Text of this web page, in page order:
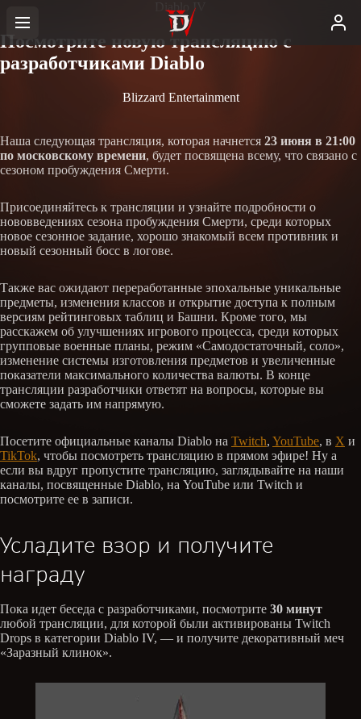
Diablo IV
Посмотрите новую трансляцию с
разработчиками Diablo
Blizzard Entertainment
Наша следующая трансляция, которая начнется 23 июня в 21:00
по московскому времени, будет посвящена всему, что связано с
сезоном пробуждения Смерти.
Присоединяйтесь к трансляции и узнайте подробности о
нововведениях сезона пробуждения Смерти, среди которых
новое сезонное задание, хорошо знакомый всем противник и
новый сезонный босс в логове.
Также вас ожидают переработанные эпохальные уникальные
предметы, изменения классов и открытие доступа к полным
версиям рейтинговых таблиц и Башни. Кроме того, мы
расскажем об улучшениях игрового процесса, среди которых
групповые военные планы, режим «Самодостаточный, соло»,
изменение системы изготовления предметов и увеличенные
показатели максимального количества валюты. В конце
трансляции разработчики ответят на вопросы, которые вы
сможете задать им напрямую.
Посетите официальные каналы Diablo на Twitch, YouTube, в X и
TikTok, чтобы посмотреть трансляцию в прямом эфире! Ну а
если вы вдруг пропустите трансляцию, заглядывайте на наши
каналы, посвященные Diablo, на YouTube или Twitch и
посмотрите ее в записи.
Усладите взор и получите
награду
Пока идет беседа с разработчиками, посмотрите 30 минут
любой трансляции, для которой были активированы Twitch
Drops в категории Diablo IV, — и получите декоративный меч
«Заразный клинок».